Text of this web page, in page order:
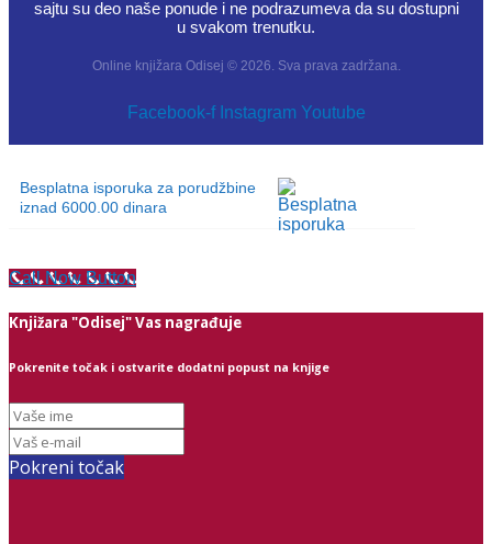
sajtu su deo naše ponude i ne podrazumeva da su dostupni
u svakom trenutku.
Online knjižara Odisej © 2026. Sva prava zadržana.
Facebook-f Instagram Youtube
Besplatna isporuka za porudžbine
iznad 6000.00 dinara
Call Now Button
Knjižara "Odisej" Vas nagrađuje
Pokrenite točak i ostvarite dodatni popust na knjige
Pokreni točak